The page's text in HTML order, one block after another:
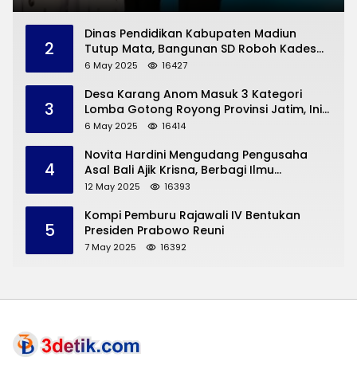
2
Dinas Pendidikan Kabupaten Madiun
Tutup Mata, Bangunan SD Roboh Kades
Dermorejo Bangun Pakai Dana Pribadi
6 May 2025 16427
3
Desa Karang Anom Masuk 3 Kategori
Lomba Gotong Royong Provinsi Jatim, Ini
yang Disampaikan Sekda Trenggalek
6 May 2025 16414
4
Novita Hardini Mengudang Pengusaha
Asal Bali Ajik Krisna, Berbagi Ilmu
Pengembangan Pariwisata dan UMKM
12 May 2025 16393
5
Kompi Pemburu Rajawali IV Bentukan
Presiden Prabowo Reuni
7 May 2025 16392